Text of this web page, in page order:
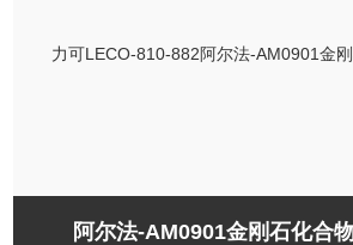
阿尔法-AM0901金刚石化合